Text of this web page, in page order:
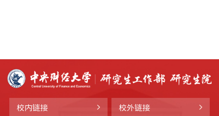
校内链接 校外链接